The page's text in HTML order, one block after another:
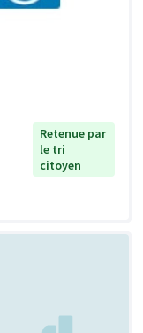
Retenue par
le tri
citoyen